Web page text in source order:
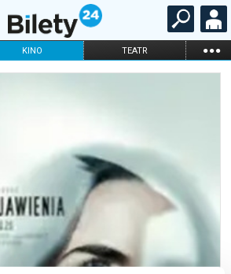
KINO TEATR ...
OPERA I BALET